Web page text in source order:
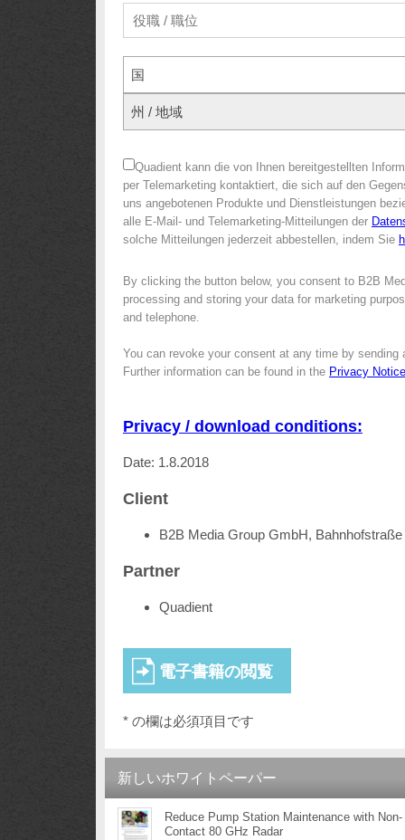
国
州 / 地域
Quadient kann die von Ihnen bereitgestellten
per Telemarketing kontaktiert, die sich auf den
uns angebotenen Produkte und Dienstleistungen
alle E-Mail- und Telemarketing-Mitteilungen der
solche Mitteilungen jederzeit abbestellen, indem Sie
By clicking the button below, you consent to B2B
processing and storing your data for marketing
and telephone.
You can revoke your consent at any time by sending
Further information can be found in the Privacy Notice
Privacy / download conditions:
Date: 1.8.2018
Client
B2B Media Group GmbH,
Partner
Quadient
* の欄は必須項目です
新しいホワイトペーパー
Reduce Pump Station Maintenance with Non-
Contact 80 GHz Radar